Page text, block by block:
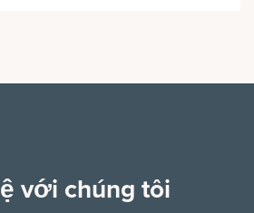
với chúng tôi